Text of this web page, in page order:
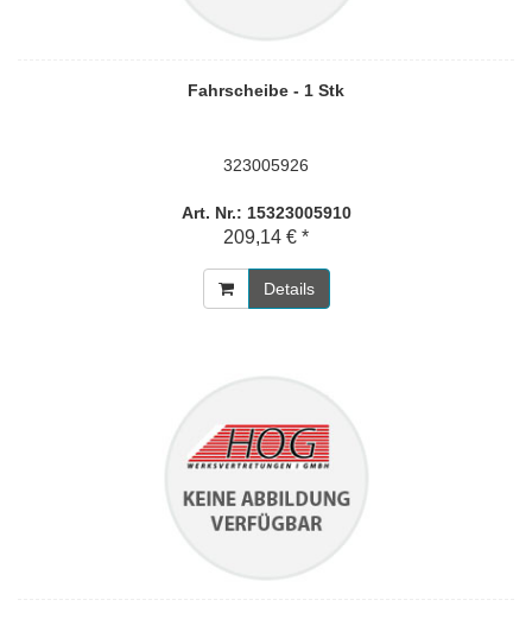
Fahrscheibe - 1 Stk
323005926
Art. Nr.: 15323005910
209,14 € *
Details